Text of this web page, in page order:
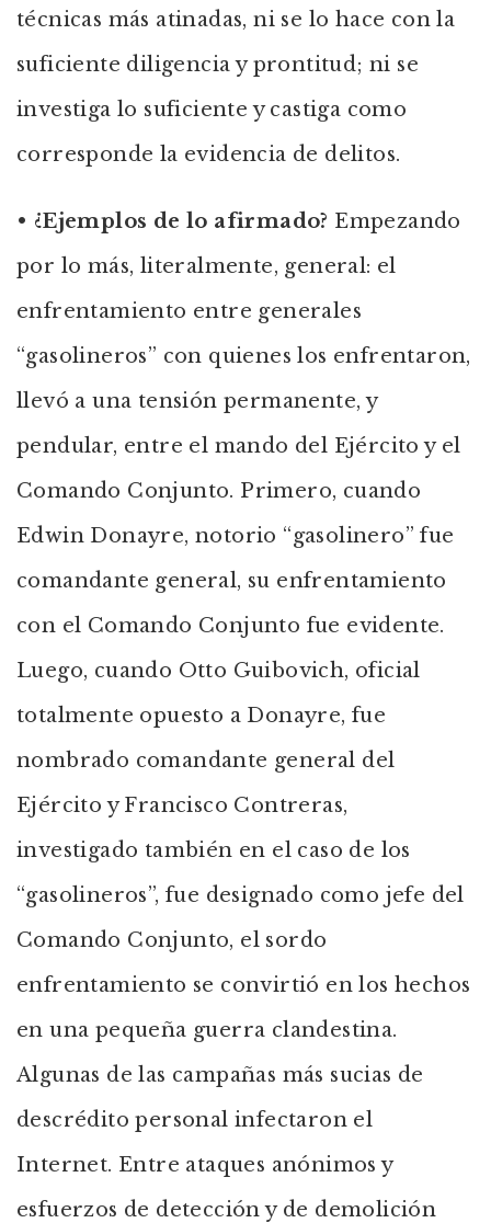
técnicas más atinadas, ni se lo hace con la
suficiente diligencia y prontitud; ni se
investiga lo suficiente y castiga como
corresponde la evidencia de delitos.
• ¿Ejemplos de lo afirmado? Empezando
por lo más, literalmente, general: el
enfrentamiento entre generales
“gasolineros” con quienes los enfrentaron,
llevó a una tensión permanente, y
pendular, entre el mando del Ejército y el
Comando Conjunto. Primero, cuando
Edwin Donayre, notorio “gasolinero” fue
comandante general, su enfrentamiento
con el Comando Conjunto fue evidente.
Luego, cuando Otto Guibovich, oficial
totalmente opuesto a Donayre, fue
nombrado comandante general del
Ejército y Francisco Contreras,
investigado también en el caso de los
“gasolineros”, fue designado como jefe del
Comando Conjunto, el sordo
enfrentamiento se convirtió en los hechos
en una pequeña guerra clandestina.
Algunas de las campañas más sucias de
descrédito personal infectaron el
Internet. Entre ataques anónimos y
esfuerzos de detección y de demolición